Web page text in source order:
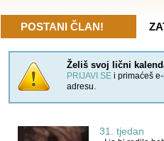
Želiš svoj lični
PRIJAVI SEi primaćeš e-
adresu.
31. tjedan
POSTANI ČLAN!